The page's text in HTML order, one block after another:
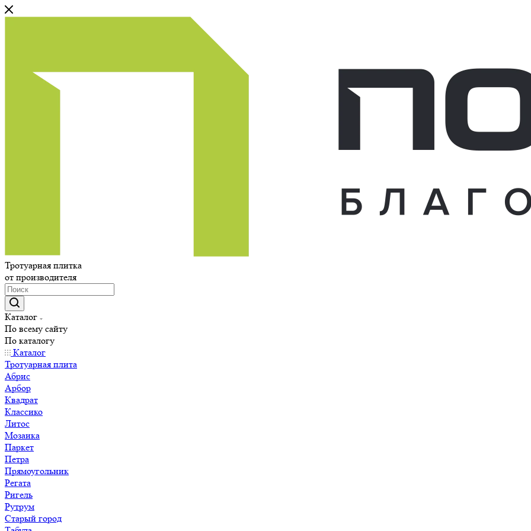
Тротуарная плитка
от производителя
Каталог
По всему сайту
По каталогу
Каталог
Тротуарная плита
Абрис
Арбор
Квадрат
Классико
Литос
Мозаика
Паркет
Петра
Прямоугольник
Регата
Ригель
Рутрум
Старый город